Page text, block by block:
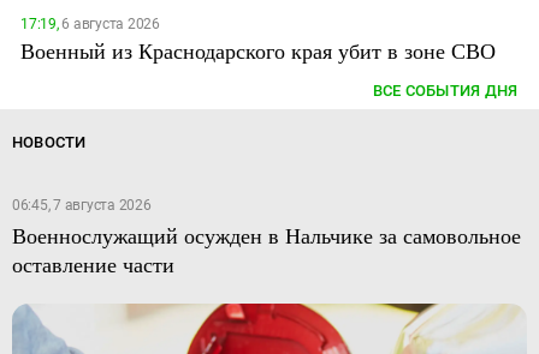
17:19,6 августа 2026
Военный из Краснодарского края убит в зоне СВО
ВСЕ СОБЫТИЯ ДНЯ
НОВОСТИ
06:45, 7 августа 2026
Военнослужащий осужден в Нальчике за самовольное
оставление части